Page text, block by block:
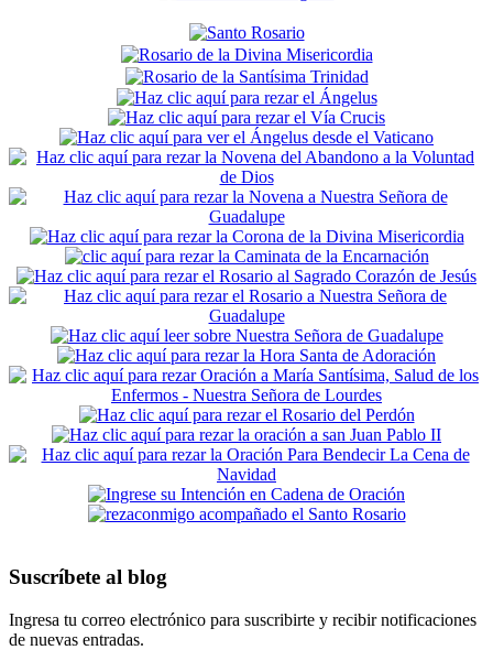
Suscríbete al blog
Ingresa tu correo electrónico para suscribirte y recibir notificaciones
de nuevas entradas.